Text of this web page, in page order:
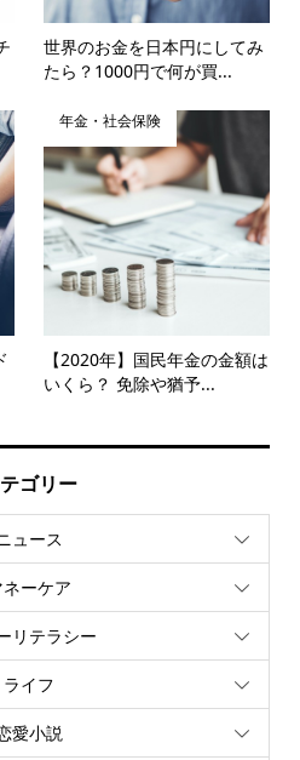
世界のお金を日本円にしてみ
たら？1000円で何が買...
年金・社会保険
【2020年】国民年金の金額は
いくら？ 免除や猶予...
ゴリー
ュース
ネーケア
リテラシー
ライフ
愛小説